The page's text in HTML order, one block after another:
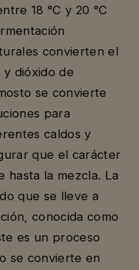
18 °C y 20 °C
convierten el
dióxido de
se convierte
para
caldos y
que el carácter
hasta la mezcla. La
que se lleve a
conocida como
es un proceso
se convierte en